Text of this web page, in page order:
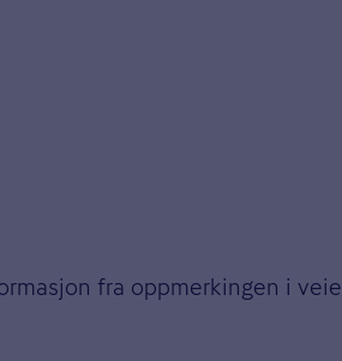
fra oppmerkingen i